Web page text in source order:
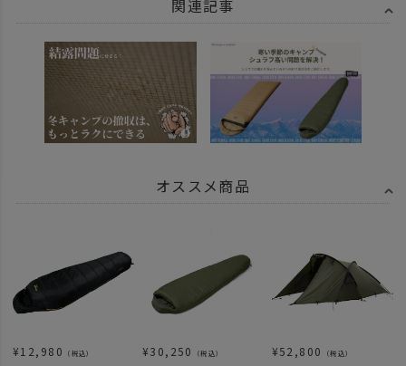
関連記事
オススメ商品
¥12,980 （税込） ¥30,250 （税込） ¥52,800 （税込）